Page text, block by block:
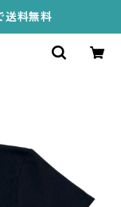
料無料